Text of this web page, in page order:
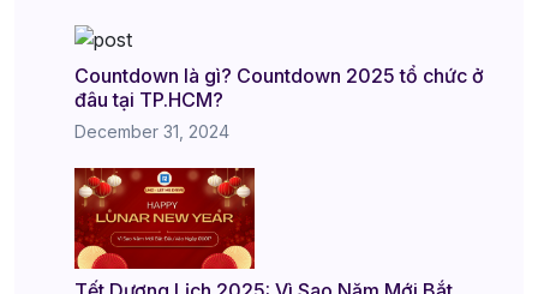
Countdown là gì? Countdown 2025 tổ chức ở
đâu tại TP.HCM?
December 31, 2024